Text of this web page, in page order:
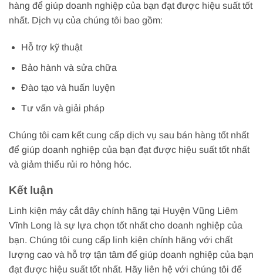
hàng để giúp doanh nghiệp của bạn đạt được hiệu suất tốt
nhất. Dịch vụ của chúng tôi bao gồm:
Hỗ trợ kỹ thuật
Bảo hành và sửa chữa
Đào tạo và huấn luyện
Tư vấn và giải pháp
Chúng tôi cam kết cung cấp dịch vụ sau bán hàng tốt nhất
để giúp doanh nghiệp của bạn đạt được hiệu suất tốt nhất
và giảm thiểu rủi ro hỏng hóc.
Kết luận
Linh kiện máy cắt dây chính hãng tại Huyện Vũng Liêm
Vĩnh Long là sự lựa chọn tốt nhất cho doanh nghiệp của
bạn. Chúng tôi cung cấp linh kiện chính hãng với chất
lượng cao và hỗ trợ tận tâm để giúp doanh nghiệp của bạn
đạt được hiệu suất tốt nhất. Hãy liên hệ với chúng tôi để